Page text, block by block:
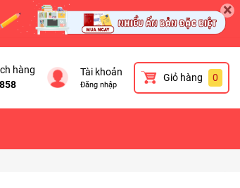
×
hàng
Tài khoản
Đăng nhập
Giỏ hàng 0